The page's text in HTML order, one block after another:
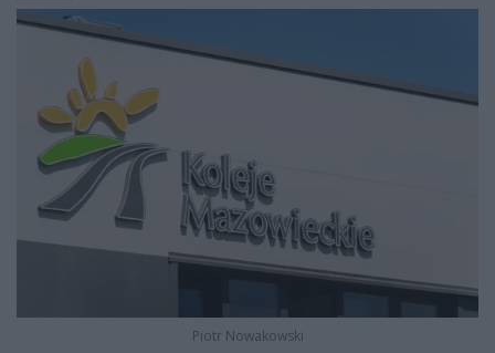
Piotr Nowakowski